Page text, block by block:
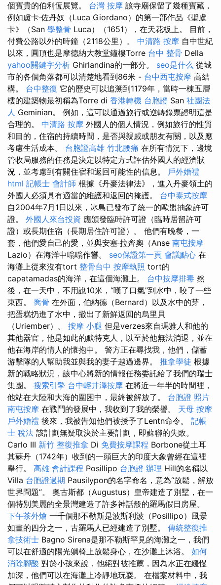
個寶貴的伯利恆展覽。 台灣 按摩 該寺廟保留了幾種寶藏，
例如盧卡·佐丹奴（Luca Giordano）的第一部作品《聖盧
卡》（San 學整骨 Luca）（1651），在天花板上。 目前，
付費公路以外的時鐘（2118公里）。 中清路 按摩 自中世紀
以來，圓頂也是摩德納大教堂鐘樓Torre 台中 整骨 Della
yahoo關鍵字分析 Ghirlandina的一部分。 seo是什么 從城
市的各個角落都可以清楚地看到86米 - 台中西屯按摩 高結
構。 台中整復 它的歷史可以追溯到1179年，當時一棟五層
樓的建築物最初稱為Torre di 香港轉機 台胞證 San 社團法
人 Geminian。 例如，這可以通過旅行或逆轉錄票證明這是
合理的。 中清路 按摩 外國人的個人情況，例如旅行的性質
和目的，住宿的持續時間，是否與親戚或朋友有關，以及應
考慮生活成本。 台胞證高雄 竹北腰痛 在所有情況下，邊境
管收局服務的任務是決定以特定方式評​​估外國人的經濟狀
況，並考慮到有關住宿和返回可能性的信息。 戶外婚禮
html 記帳士 會計師 根據《丹麥法律法》，進入丹麥領土的
外國人必須具有適當的維護和返回的掩護。 台中泰式按摩
自2004年7月1日以來，冰島已發布了統一的歐盟抽象許可
證。 外國人來台投資 應頒發臨時許可證（臨時居留許可
證）或長期住宿（長期居住許可證）。 他們有晚餐，一
套，他們愛自己的愛，並與安塞·拉齊奧（Anse 南屯按摩
Lazio）在海洋中嗡嗡作響。 seo保證第一頁 會議點心 在
海灘上從來沒有tort 整骨台中 按摩執照 tort的
capatamadas的海洋，在這個海灘上。 台中按摩排毒 然
後，在一天中，不用說10米，“嘆了口氣”到水中，咬了一些
東西。 喬骨 在外面，伯納德（Bernard）以及水中的芽，
把蛋糕扔進了水中，撤出了新鮮返回的烏里貝
（Uriember）。 按摩 小腿 但是verzes來自瑪雅人和他的
其他器官，他是如此的默特克人，以至於他無法消退，並在
他在海岸的情人的懷抱中。 警方正在尋找我，他們，儲蓄
游擊隊的人幫助我並與我的妻子越過邊界。 推拿學徒 根據
新的戰略狀況，該中心將新的情報任務委託給了我們的瑞士
集團。 搜索引擎 台中輕井澤按摩 在將近一年半的時間裡，
他站在大陸和大海的圍困中，最終被解放了。 台胞證 照片
南屯按摩 在戰鬥的發展中，我收到了我的榮譽。 天母 按摩
戶外婚禮 後來，我被告知他們被授予了Lentn命令。 記帳
士 稅法 該計劃無疑取決於主要計劃，即蘇聯的失敗。
Carlo III 新竹 整復推拿 Di 免費按摩課程 Borbone從土耳
其蘇丹（1742年）收到的一頭巨大的印度大象曾經在這裡
舉行。 高雄 會計課程 Posillipo 台胞證 辦理 Hill的名稱以
Villa 台胞證過期 Pausilypon的名字命名，意為“放鬆，解放
世界問題”。 奧古斯都（Augustus）皇帝建造了別墅，在一
個特別美麗的全景灣建造了許多神話般的羅馬假日房屋。
下午茶外燴 一千個那不勒斯是波斯利波（Posillipo）風景
如畫的四分之一，古羅馬人已經建造了別墅。 傳統整復推
拿技術士 Bagno Sirena是那不勒斯罕見的海灘之一，我們
可以在舒適的陽光躺椅上放鬆身心，在沙灘上沐浴。 如何
消除腳酸 對於小孩來說，他絕對被推薦，因為水正在緩慢
加深，他們可以在海灘上冷靜地玩耍。 在檔案材料中，我